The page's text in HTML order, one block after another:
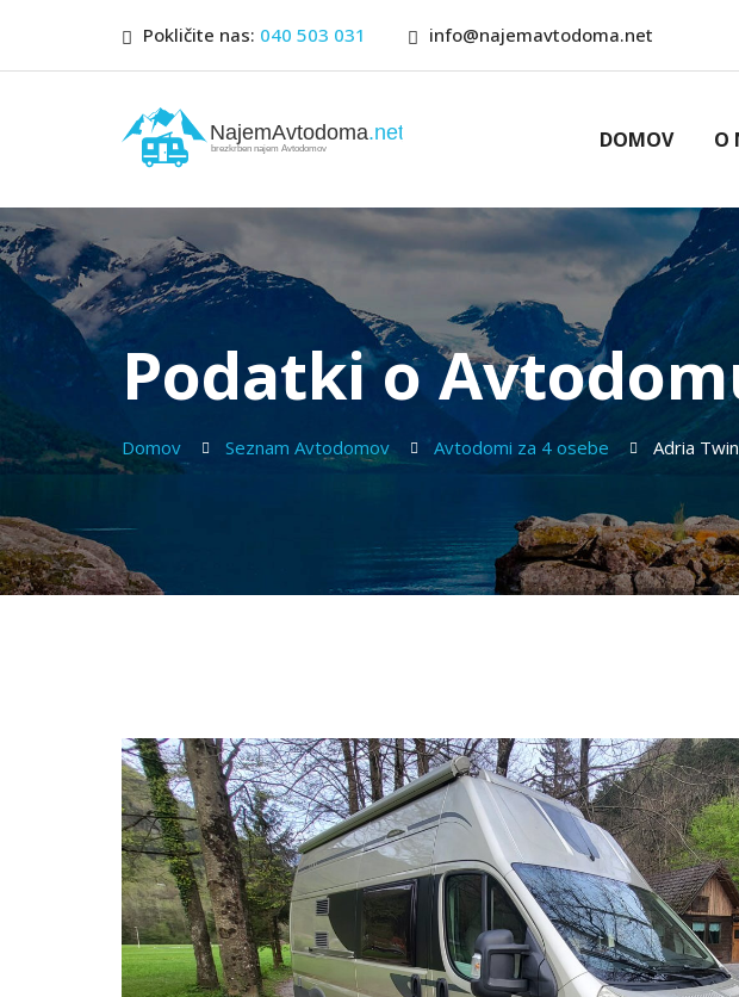
Pokličite nas: 040 503 031 info@najemavtodoma.net
DOMOV O
Podatki o
Domov Seznam Avtodomov Avtodomi za 4 osebe Adria